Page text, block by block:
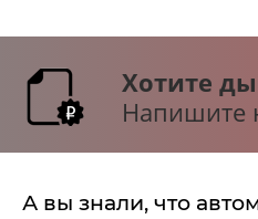
Хотите
Напишите
А вы знали, что